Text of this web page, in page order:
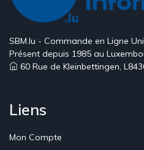
SBM.lu - Commande en Ligne
Présent depuis 1985 au
60 Rue de Kleinbettingen,
Liens
Mon Compte